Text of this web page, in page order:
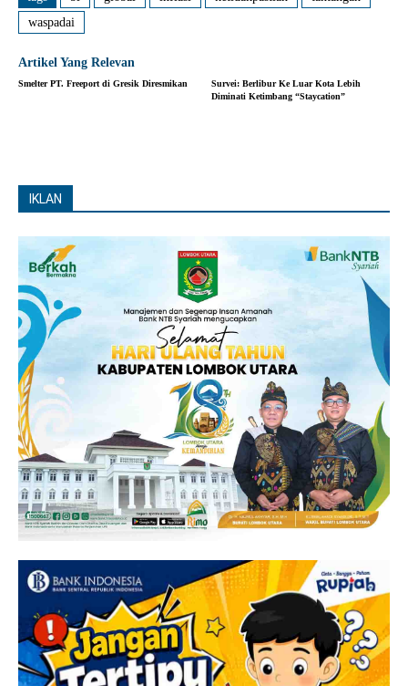
waspadai
Artikel Yang Relevan
Smelter PT. Freeport di Gresik Diresmikan
Survei: Berlibur Ke Luar Kota Lebih
Diminati Ketimbang “Staycation”
IKLAN